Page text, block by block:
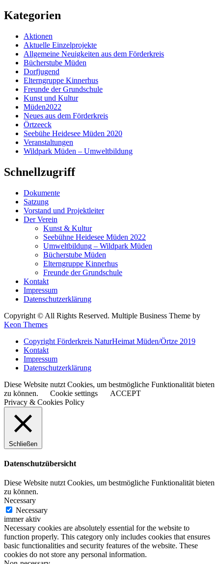
Kategorien
Aktionen
Aktuelle Einzelprojekte
Allgemeine Neuigkeiten aus dem Förderkreis
Bücherstube Müden
Dorfjugend
Elterngruppe Kinnerhus
Freunde der Grundschule
Kunst und Kultur
Müden2022
Neues aus dem Förderkreis
Örtzeeck
Seebühe Heidesee Müden 2020
Veranstaltungen
Wildpark Müden – Umweltbildung
Schnellzugriff
Dokumente
Satzung
Vorstand und Projektleiter
Der Verein
Kunst & Kultur
Seebühne Heidesee Müden 2022
Umweltbildung – Wildpark Müden
Bücherstube Müden
Elterngruppe Kinnerhus
Freunde der Grundschule
Kontakt
Impressum
Datenschutzerklärung
Copyright © All Rights Reserved. Multiple Business Theme by
Keon Themes
Copyright Förderkreis NaturHeimat Müden/Örtze 2019
Kontakt
Impressum
Datenschutzerklärung
Diese Website nutzt Cookies, um bestmögliche Funktionalität bieten
zu können.
Cookie settings
ACCEPT
Privacy & Cookies Policy
Schließen
Datenschutzübersicht
Diese Website nutzt Cookies, um bestmögliche Funktionalität bieten
zu können.
Necessary
Necessary
immer aktiv
Necessary cookies are absolutely essential for the website to
function properly. This category only includes cookies that ensures
basic functionalities and security features of the website. These
cookies do not store any personal information.